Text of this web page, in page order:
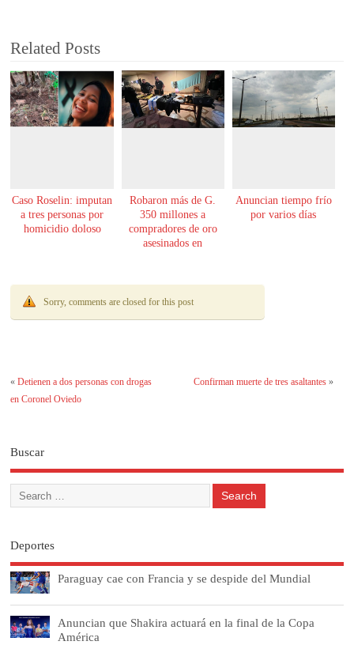
Related Posts
Caso Roselin: imputan
a tres personas por
homicidio doloso
Robaron más de G.
350 millones a
compradores de oro
asesinados en
Anuncian tiempo frío
por varios días
Sorry, comments are closed for this post
«Detienen a dos personas con drogas
en Coronel Oviedo
Confirman muerte de tres asaltantes»
Buscar
Deportes
Paraguay cae con Francia y se despide del Mundial
Anuncian que Shakira actuará en la final de la Copa
América